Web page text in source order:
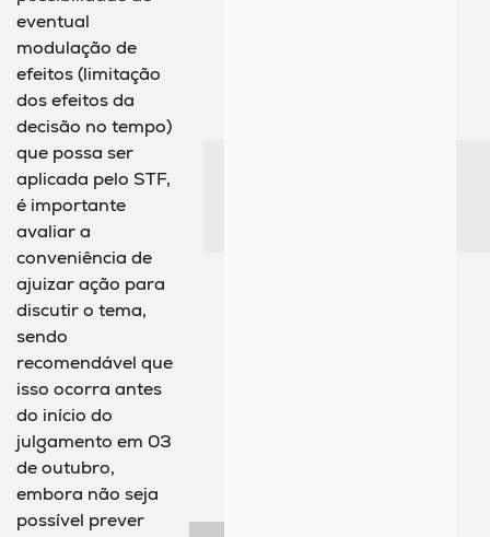
eventual
modulação de
efeitos (limitação
dos efeitos da
decisão no tempo)
que possa ser
aplicada pelo STF,
é importante
avaliar a
conveniência de
ajuizar ação para
discutir o tema,
sendo
recomendável que
isso ocorra antes
do início do
julgamento em 03
de outubro,
embora não seja
possível prever